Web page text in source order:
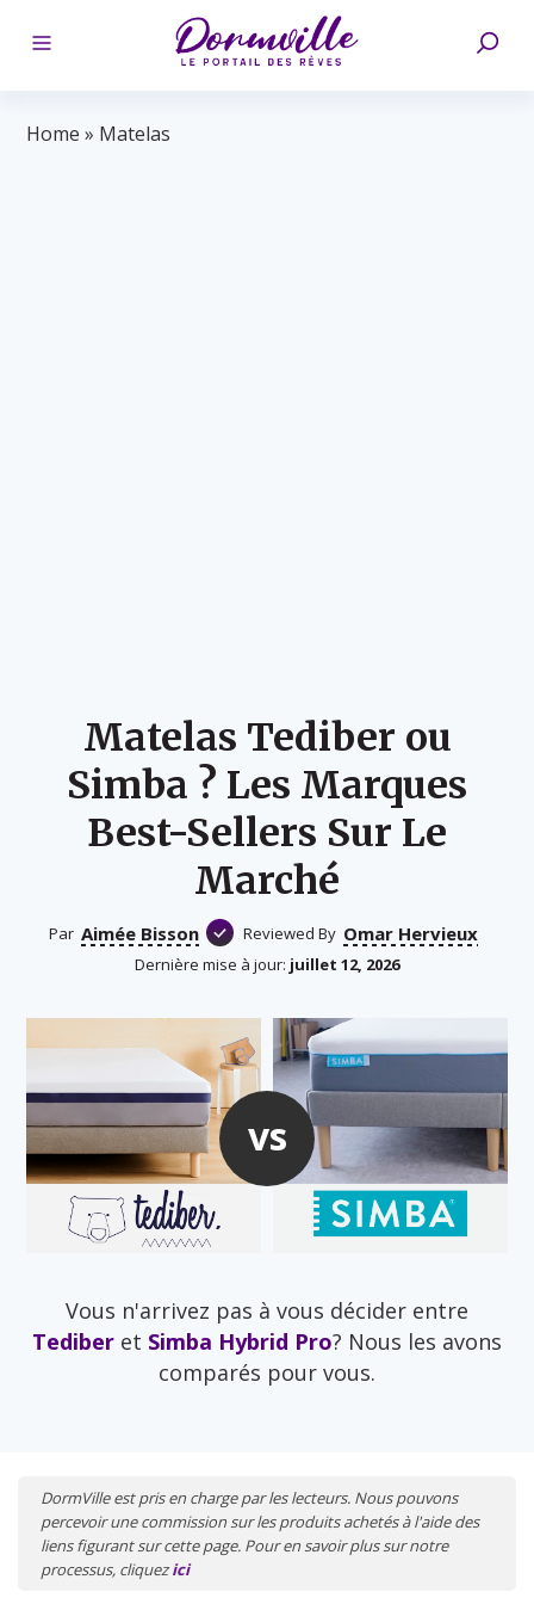
Home » Matelas
Matelas Tediber ou
Simba ? Les Marques
Best-Sellers Sur Le
Marché
Par Aimée Bisson Reviewed By Omar Hervieux
Dernière mise à jour: juillet 12, 2026
vs
Vous n'arrivez pas à vous décider entre
Tediber et Simba Hybrid Pro? Nous les avons
comparés pour vous.
DormVille est pris en charge par les lecteurs. Nous pouvons
percevoir une commission sur les produits achetés à l'aide des
liens figurant sur cette page. Pour en savoir plus sur notre
processus, cliquezici